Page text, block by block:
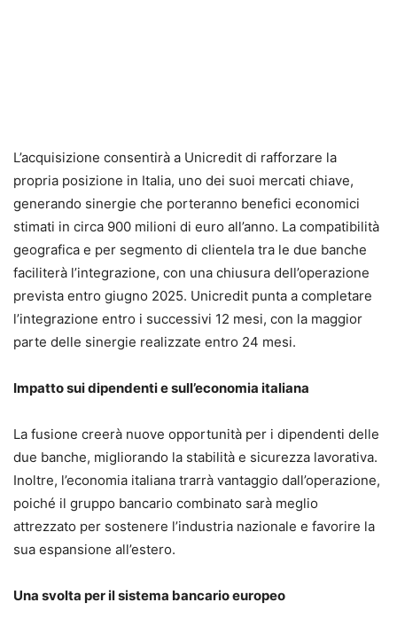
L’acquisizione consentirà a Unicredit di rafforzare la
propria posizione in Italia, uno dei suoi mercati chiave,
generando sinergie che porteranno benefici economici
stimati in circa 900 milioni di euro all’anno. La compatibilità
geografica e per segmento di clientela tra le due banche
faciliterà l’integrazione, con una chiusura dell’operazione
prevista entro giugno 2025. Unicredit punta a completare
l’integrazione entro i successivi 12 mesi, con la maggior
parte delle sinergie realizzate entro 24 mesi.
Impatto sui dipendenti e sull’economia italiana
La fusione creerà nuove opportunità per i dipendenti delle
due banche, migliorando la stabilità e sicurezza lavorativa.
Inoltre, l’economia italiana trarrà vantaggio dall’operazione,
poiché il gruppo bancario combinato sarà meglio
attrezzato per sostenere l’industria nazionale e favorire la
sua espansione all’estero.
Una svolta per il sistema bancario europeo